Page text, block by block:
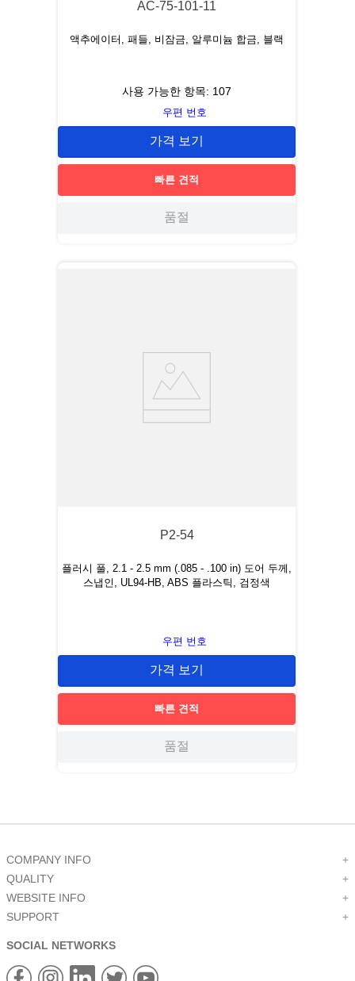
AC-75-101-11
액추에이터, 패들, 비잠금, 알루미늄 합금, 블랙
사용 가능한 항목: 107
우편 번호
가격 보기
빠른 견적
품절
P2-54
플러시 풀, 2.1 - 2.5 mm (.085 - .100 in) 도어 두께,
스냅인, UL94-HB, ABS 플라스틱, 검정색
우편 번호
가격 보기
빠른 견적
품절
COMPANY INFO
+
QUALITY
+
WEBSITE INFO
+
SUPPORT
+
SOCIAL NETWORKS